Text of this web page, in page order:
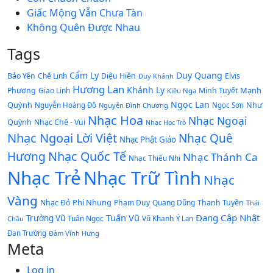
Giấc Mộng Vẫn Chưa Tàn
Không Quên Được Nhau
Tags
Bảo Yến Chế Linh Cẩm Ly Diệu Hiền Duy Khánh Duy Quang Elvis
Phương Giao Linh Hương Lan Khánh Ly Kiều Nga Minh Tuyết Mạnh
Quỳnh Nguyễn Hoàng Đô Nguyễn Đình Chương Ngọc Lan Ngọc Sơn Như
Quỳnh Nhạc Chế - Vui Nhạc Hoa Nhạc Học Trò Nhạc Ngoại
Nhạc Ngoại Lời Việt Nhạc Phật Giáo Nhạc Quê
Hương Nhạc Quốc Tế Nhạc Thiếu Nhi Nhạc Thánh Ca
Nhạc Trẻ Nhạc Trữ Tình Nhạc
Vàng Nhạc Đỏ Phi Nhung Phạm Duy Quang Dũng Thanh Tuyền Thái
Châu Trường Vũ Tuấn Ngọc Tuấn Vũ Vũ Khanh Ý Lan Đang Cập Nhật
Đan Trường Đàm Vĩnh Hưng
Meta
Log in